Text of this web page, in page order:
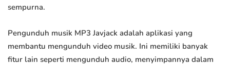
sempurna.
Pengunduh musik MP3 Javjack adalah aplikasi yang
membantu mengunduh video musik. Ini memiliki banyak
fitur lain seperti mengunduh audio, menyimpannya dalam